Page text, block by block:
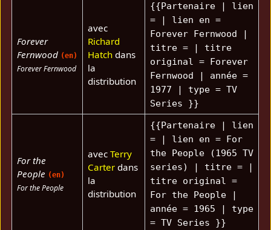
Forever
Fernwood (en)
Forever Fernwood
avec
Richard
Hatchdans
la
distribution
{{Partenaire | lien
= | lien en =
Forever Fernwood |
titre = | titre
original = Forever
Fernwood | année =
1977 | type = TV
Series }}
For the
People (en)
For the People
avec Terry
Carterdans
la
distribution
{{Partenaire | lien
= | lien en = For
the People (1965 TV
series) | titre = |
titre original =
For the People |
année = 1965 | type
= TV Series }}